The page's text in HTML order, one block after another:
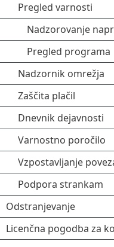
Pregled varnosti
Nadzorovanje
Pregled programa
Nadzornik omrežja
Zaščita plačil
Dnevnik dejavnosti
Varnostno poročilo
Vzpostavljanje
Podpora strankam
Odstranjevanje
Licenčna pogodba za